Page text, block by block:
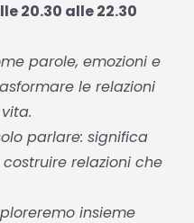
20.30 alle 22.30
parole, emozioni e
le relazioni
parlare: significa
relazioni che
insieme